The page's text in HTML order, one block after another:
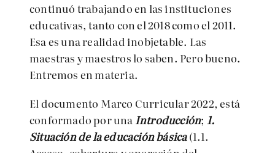
continuó trabajando en las instituciones
educativas, tanto con el 2018 como el 2011.
Esa es una realidad inobjetable. Las
maestras y maestros lo saben. Pero bueno.
Entremos en materia.
El documento Marco Curricular 2022, está
conformado por una Introducción; 1.
Situación de la educación básica(1.1.